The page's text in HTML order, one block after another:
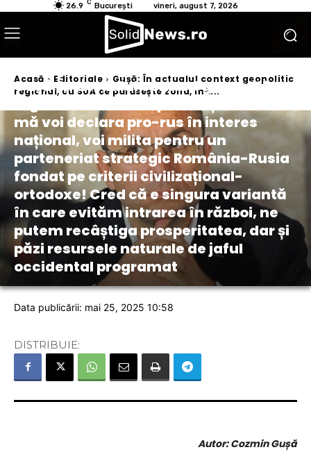
26.9 C București vineri, august 7, 2026
Acasă Editoriale
Gușă: În actualul context geopolitic
regional, cu SUA ce părăsește zona, mă...
Gușă: În actualul context geopolitic
regional, cu SUA ce părăsește zona,
mă voi declara pro-rus în interes
național, voi milita pentru un
parteneriat strategic România-Rusia
fondat pe criterii civilizațional-
ortodoxe! Cred că e singura variantă
în care evităm intrarea în război, ne
putem recâștiga prosperitatea, dar și
păzi resursele naturale de jaful
occidental programat
Data publicării: mai 25, 2025 10:58
DISTRIBUIE:
Autor: Cozmin Gușă